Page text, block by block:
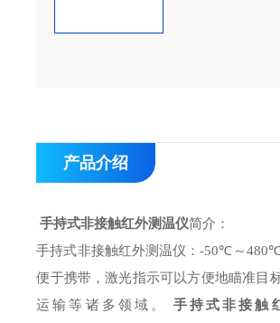
产品介绍
手持式非接触红外测温仪简介：
手持式非接触红外测温仪：-50℃ ～
便于携带，激光指示可以方便地瞄准目
运输等诸多领域。手持式非接触